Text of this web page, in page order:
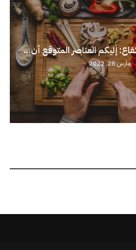
إليكم العناصر المتوقع أن...
مارس 28, 2022